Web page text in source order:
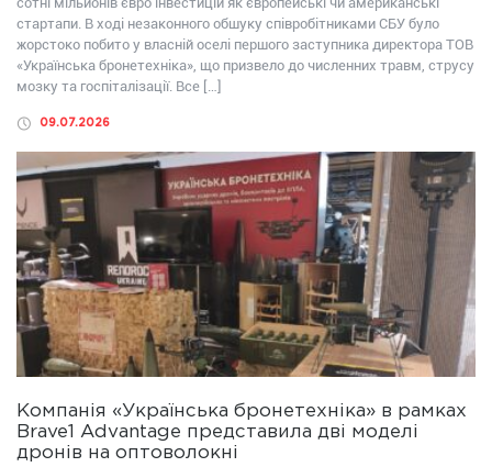
стартапи. В ході незаконного обшуку співробітниками СБУ було
жорстоко побито у власній оселі першого заступника директора ТОВ
«Українська бронетехніка», що призвело до численних травм, струсу
мозку та госпіталізації. Все […]
09.07.2026
Компанія «Українська бронетехніка» в рамках
Brave1 Advantage представила дві моделі
дронів на оптоволокні